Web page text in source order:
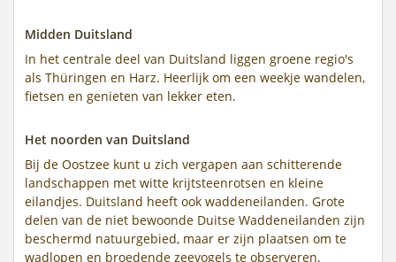
Midden Duitsland
In het centrale deel van Duitsland liggen groene regio's
als Thüringen en Harz. Heerlijk om een weekje wandelen,
fietsen en genieten van lekker eten.
Het noorden van Duitsland
Bij de Oostzee kunt u zich vergapen aan schitterende
landschappen met witte krijtsteenrotsen en kleine
eilandjes. Duitsland heeft ook waddeneilanden. Grote
delen van de niet bewoonde Duitse Waddeneilanden zijn
beschermd natuurgebied, maar er zijn plaatsen om te
wadlopen en broedende zeevogels te observeren.